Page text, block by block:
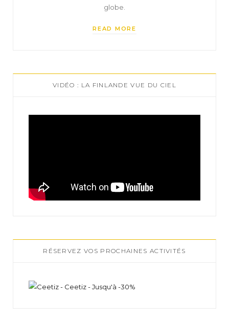
globe.
READ MORE
VIDÉO : LA FINLANDE VUE DU CIEL
RÉSERVEZ VOS PROCHAINES ACTIVITÉS